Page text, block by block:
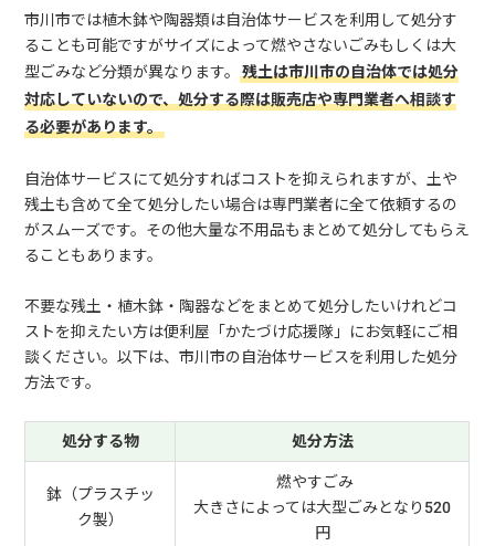
市川市では植木鉢や陶器類は自治体サービスを利用して処分す
ることも可能ですがサイズによって燃やさないごみもしくは大
型ごみなど分類が異なります。残土は市川市の自治体では処分
対応していないので、処分する際は販売店や専門業者へ相談す
る必要があります。
自治体サービスにて処分すればコストを抑えられますが、土や
残土も含めて全て処分したい場合は専門業者に全て依頼するの
がスムーズです。その他大量な不用品もまとめて処分してもらえ
ることもあります。
不要な残土・植木鉢・陶器などをまとめて処分したいけれどコ
ストを抑えたい方は便利屋「かたづけ応援隊」にお気軽にご相
談ください。以下は、市川市の自治体サービスを利用した処分
方法です。
処分する物 処分方法
鉢（プラスチッ
ク製）
燃やすごみ
大きさによっては大型ごみとなり520
円